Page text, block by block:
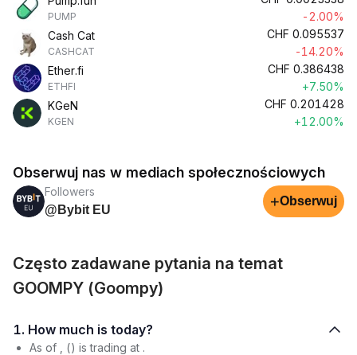
PUMP
-2.00%
Cash Cat
CASHCAT
CHF 0.095537
-14.20%
Ether.fi
ETHFI
CHF 0.386438
+7.50%
KGeN
KGEN
CHF 0.201428
+12.00%
Obserwuj nas w mediach społecznościowych
Followers
@Bybit EU
+Obserwuj
Często zadawane pytania na temat
GOOMPY (Goompy)
1. How much is today?
As of , () is trading at .